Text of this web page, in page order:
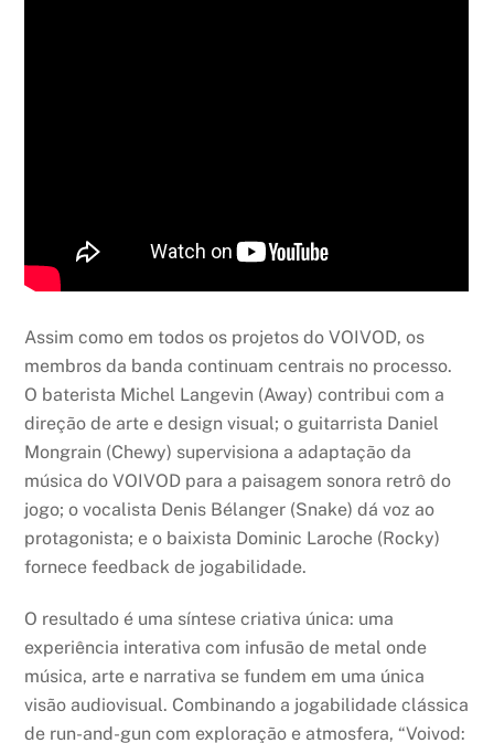
Assim como em todos os projetos do VOIVOD, os
membros da banda continuam centrais no processo.
O baterista Michel Langevin (Away) contribui com a
direção de arte e design visual; o guitarrista Daniel
Mongrain (Chewy) supervisiona a adaptação da
música do VOIVOD para a paisagem sonora retrô do
jogo; o vocalista Denis Bélanger (Snake) dá voz ao
protagonista; e o baixista Dominic Laroche (Rocky)
fornece feedback de jogabilidade.
O resultado é uma síntese criativa única: uma
experiência interativa com infusão de metal onde
música, arte e narrativa se fundem em uma única
visão audiovisual. Combinando a jogabilidade clássica
de run-and-gun com exploração e atmosfera, “Voivod: